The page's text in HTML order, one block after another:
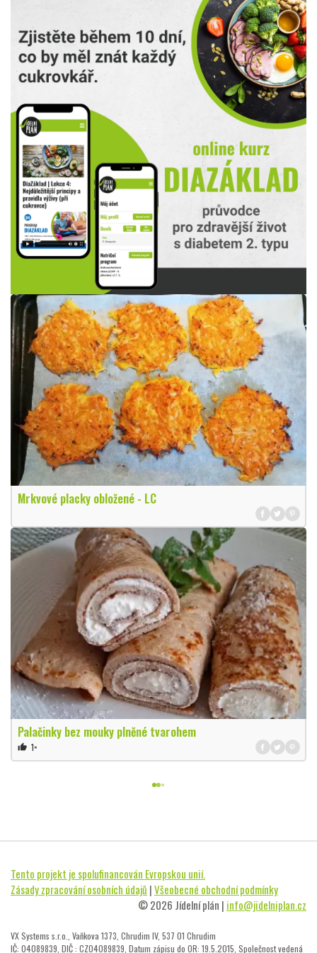
Mrkvové placky obložené - LC
Palačinky bez mouky plněné tvarohem
thumb_up 1×
Tento projekt je spolufinancován Evropskou unií.
Zásady zpracování osobních údajů |Všeobecné obchodní podmínky
© 2026 Jídelní plán | info@jidelniplan.cz
VX Systems s.r.o., Vaňkova 1373, Chrudim IV, 537 01 Chrudim
IČ: 04089839, DIČ : CZ04089839, Datum zápisu do OR: 19.5.2015, Společnost vedená